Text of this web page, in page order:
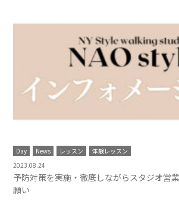
Day News レッスン
体験レッスン
2023.08.24
予防対策を実施・徹底しながらスタジオ営
願い